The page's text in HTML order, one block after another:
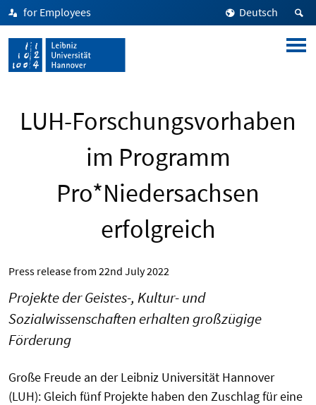
for Employees Deutsch
LUH-Forschungsvorhaben
im Programm
Pro*Niedersachsen
erfolgreich
Press release from 22nd July 2022
Projekte der Geistes-, Kultur- und
Sozialwissenschaften erhalten großzügige
Förderung
Große Freude an der Leibniz Universität Hannover
(LUH): Gleich fünf Projekte haben den Zuschlag für eine